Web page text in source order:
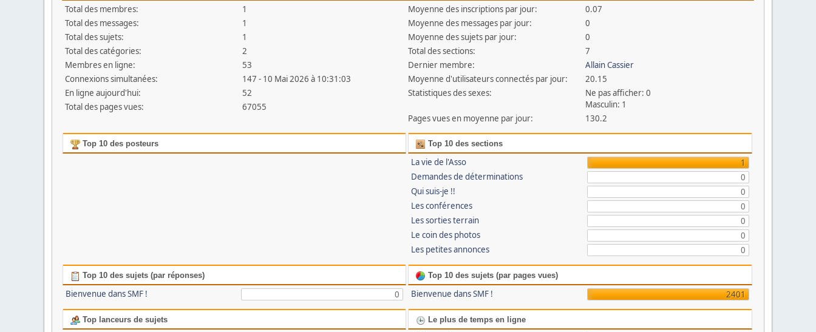
Total des membres:
1
Total des messages:
1
Total des sujets:
1
Total des catégories:
2
Membres en ligne:
53
Connexions simultanées:
147 - 10 Mai 2026 à 10:31:03
En ligne aujourd'hui:
52
Total des pages vues:
67055
Moyenne des inscriptions par jour:
0.07
Moyenne des messages par jour:
0
Moyenne des sujets par jour:
0
Total des sections:
7
Dernier membre:
Allain Cassier
Moyenne d'utilisateurs connectés par jour:
20.15
Statistiques des sexes:
Ne pas afficher: 0
Masculin: 1
Pages vues en moyenne par jour:
130.2
Top 10 des posteurs Top 10 des sections
La vie de l'Asso
1
Demandes de déterminations
0
Qui suis-je !!
0
Les conférences
0
Les sorties terrain
0
Le coin des photos
0
Les petites annonces
0
Top 10 des sujets (par réponses)
Bienvenue dans SMF ! 0
Top 10 des sujets (par pages vues)
Bienvenue dans SMF ! 2401
Top lanceurs de sujets Le plus de temps en ligne